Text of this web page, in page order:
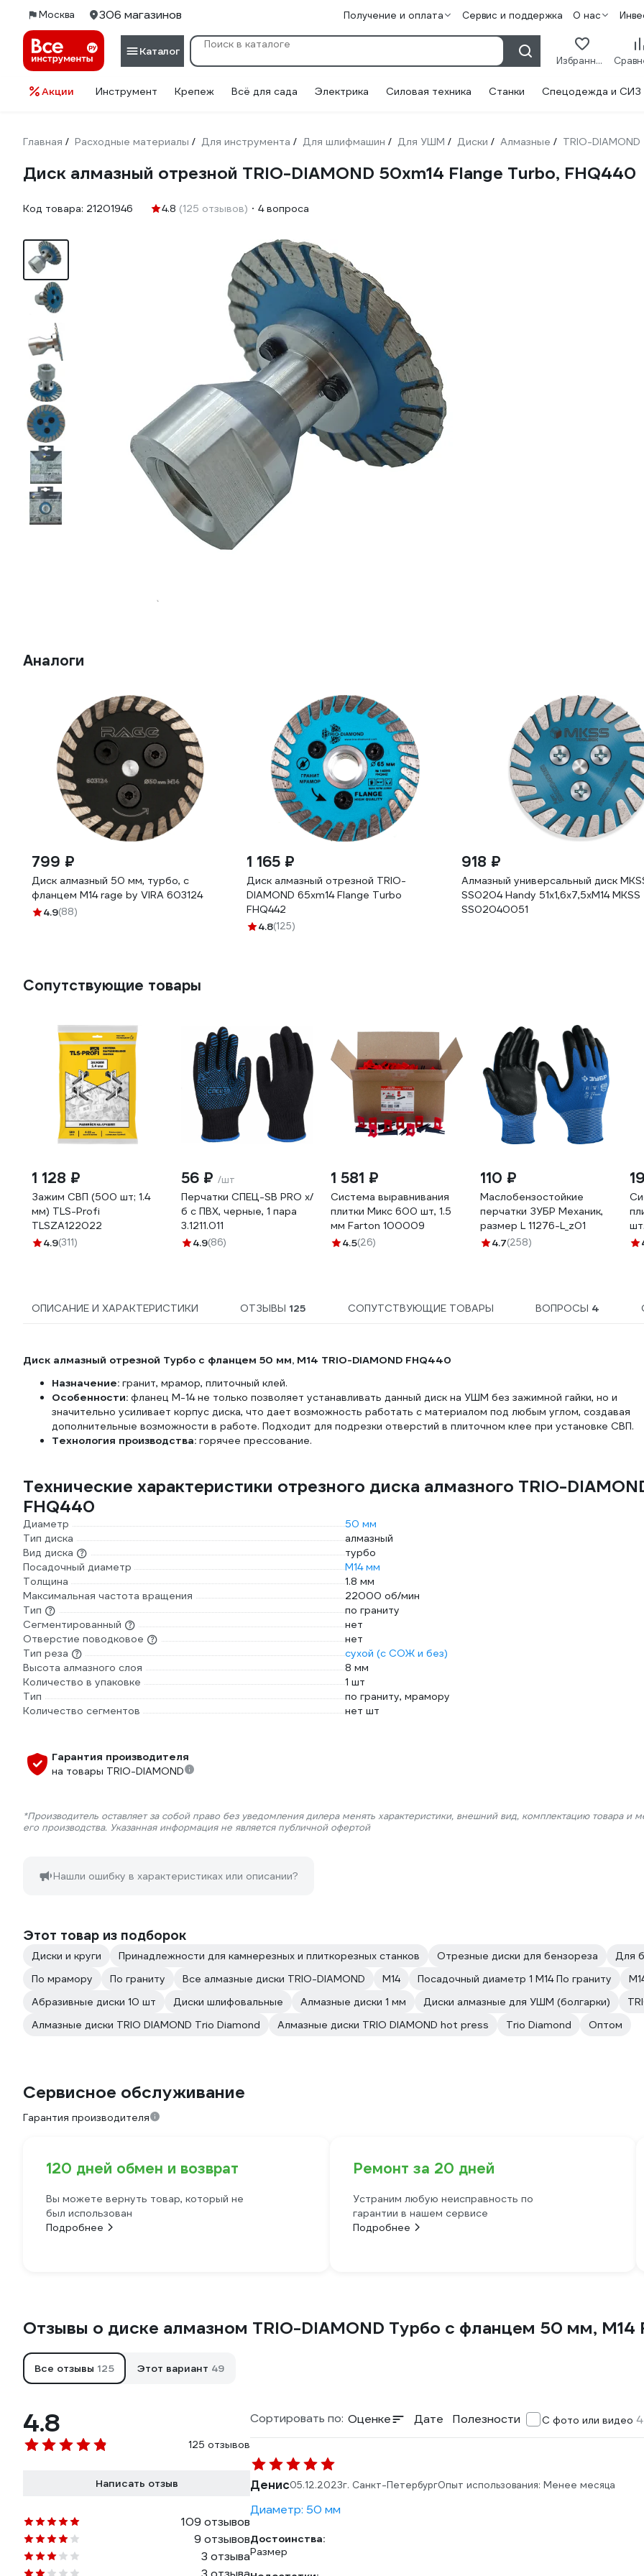
Москва 306 магазинов Получение и оплата Сервис и поддержка О нас
Каталог
Избранное
Акции Инструмент Крепеж Всё для сада Электрика Силовая техника Станки Спецодежда и СИЗ
Главная / Расходные материалы / Для инструмента / Для шлифмашин / Для УШМ / Диски / Алмазные / TRIO-DIAMOND
Диск алмазный отрезной TRIO-DIAMOND 50xm14 Flange Turbo, FHQ440
Код товара: 21201946 4.8 (125 отзывов) 4 вопроса
Аналоги
799 ₽
Диск алмазный 50 мм, турбо, с
фланцем М14 rage by VIRA 603124
4.9(88)
1 165 ₽
Диск алмазный отрезной TRIO-
DIAMOND 65хm14 Flange Turbo
FHQ442
4.8(125)
918 ₽
Алмазный универсальный диск
SS0204 Handy 51х1,6x7,5хM14 MKSS
SS02040051
Сопутствующие товары
1 128 ₽
Зажим СВП (500 шт; 1.4
мм) TLS-Profi
TLSZA122022
4.9(311)
56 ₽ /шт
Перчатки СПЕЦ-SB PRO х/
б с ПВХ, черные, 1 пара
3.1211.011
4.9(86)
1 581 ₽
Система выравнивания
плитки Микс 600 шт, 1.5
мм Farton 100009
4.5(26)
110 ₽
Маслобензостойкие
перчатки ЗУБР Механик,
размер L 11276-L_z01
4.7(258)
ОПИСАНИЕ И ХАРАКТЕРИСТИКИ ОТЗЫВЫ 125 СОПУТСТВУЮЩИЕ ТОВАРЫ ВОПРОСЫ 4
Диск алмазный отрезной Турбо с фланцем 50 мм, М14 TRIO-DIAMOND FHQ440
Назначение: гранит, мрамор, плиточный клей.
Особенности: фланец М-14 не только позволяет устанавливать данный диск на УШМ без зажимной гайки, но и
значительно усиливает корпус диска, что дает возможность работать с материалом под любым углом, создавая
дополнительные возможности в работе. Подходит для подрезки отверстий в плиточном клее при установке СВП.
Технология производства: горячее прессование.
Технические характеристики отрезного диска алмазного TRIO-
FHQ440
Диаметр
50 мм
Тип диска
алмазный
Вид диска
турбо
Посадочный диаметр
М14 мм
Толщина
1.8 мм
Максимальная частота вращения
22000 об/мин
Тип
по граниту
Сегментированный
нет
Отверстие поводковое
нет
Тип реза
сухой (с СОЖ и без)
Высота алмазного слоя
8 мм
Количество в упаковке
1 шт
Тип
по граниту, мрамору
Количество сегментов
нет шт
Гарантия производителя
на товары TRIO-DIAMOND
*Производитель оставляет за собой право без уведомления дилера менять характеристики, внешний вид, комплектацию товара и
его производства. Указанная информация не является публичной офертой
Нашли ошибку в характеристиках или описании?
Этот товар из подборок
Диски и круги Принадлежности для камнерезных и плиткорезных станков Отрезные диски для бензореза
Для
По мрамору
По граниту Все алмазные диски TRIO-DIAMOND М14 Посадочный диаметр 1 М14 По граниту
Абразивные диски 10 шт
Диски шлифовальные Алмазные диски 1 мм Диски алмазные для УШМ (болгарки)
Алмазные диски TRIO DIAMOND Trio Diamond
Алмазные диски TRIO DIAMOND hot press Trio Diamond Оптом
Сервисное обслуживание
Гарантия производителя
120 дней обмен и возврат
Вы можете вернуть товар, который не
был использован
Подробнее
Ремонт за 20 дней
Устраним любую неисправность по
гарантии в нашем сервисе
Подробнее
Отзывы о диске алмазном TRIO-DIAMOND Турбо с фланцем 50 мм, М14
Все отзывы 125 Этот вариант 49
4.8
125 отзывов
Написать отзыв
109 отзывов
9 отзывов
3 отзыва
Сортировать по: Оценке Дате Полезности С фото или видео 4
Денис05.12.2023г. Санкт-ПетербургОпыт использования: Менее месяца
Диаметр: 50 мм
Достоинства:
Размер